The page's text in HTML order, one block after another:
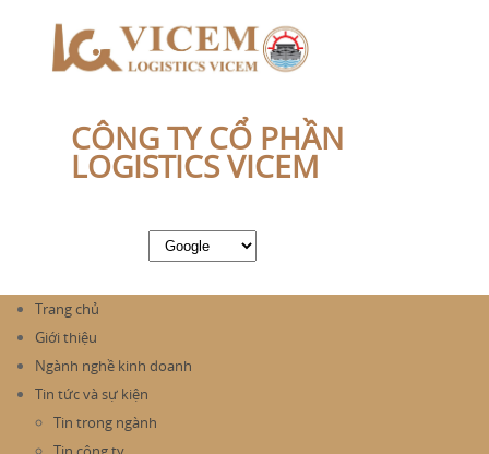
CÔNG TY CỔ PHẦN
LOGISTICS VICEM
Trang chủ
Giới thiệu
Ngành nghề kinh doanh
Tin tức và sự kiện
Tin trong ngành